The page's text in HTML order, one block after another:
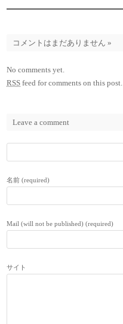
コメントはまだありません»
No comments yet.
RSS feed for comments on this post.
Leave a comment
名前 (required)
Mail (will not be published) (required)
サイト